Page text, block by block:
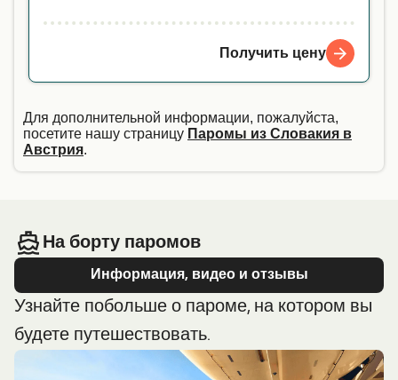
Получить цену
Для дополнительной информации, пожалуйста,
посетите нашу страницу Паромы из Словакия в
Австрия.
На борту паромов
Информация, видео и отзывы
Узнайте побольше о пароме, на котором вы
будете путешествовать.